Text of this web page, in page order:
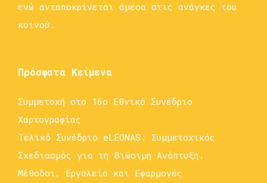
ενώ ανταποκρίνεται άμεσα στις ανάγκες του
κοινού.
Πρόσφατα Κείμενα
Συμμετοχή στο 16ο Εθνικό Συνέδριο
Χαρτογραφίας
Τελικό Συνέδριο eLEONAS: Συμμετοχικός
Σχεδιασμός για τη Βιώσιμη Ανάπτυξη.
Μέθοδοι, Εργαλεία και Εφαρμογές